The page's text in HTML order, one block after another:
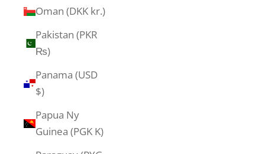
Oman (DKK kr.)
Pakistan (PKR
₨)
Panama (USD
$)
Papua Ny
Guinea (PGK K)